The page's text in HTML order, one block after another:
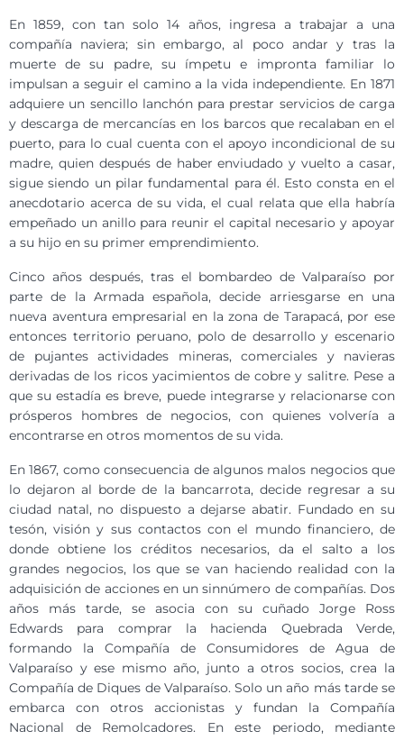
En 1859, con tan solo 14 años, ingresa a trabajar a una
compañía naviera; sin embargo, al poco andar y tras la
muerte de su padre, su ímpetu e impronta familiar lo
impulsan a seguir el camino a la vida independiente. En 1871
adquiere un sencillo lanchón para prestar servicios de carga
y descarga de mercancías en los barcos que recalaban en el
puerto, para lo cual cuenta con el apoyo incondicional de su
madre, quien después de haber enviudado y vuelto a casar,
sigue siendo un pilar fundamental para él. Esto consta en el
anecdotario acerca de su vida, el cual relata que ella habría
empeñado un anillo para reunir el capital necesario y apoyar
a su hijo en su primer emprendimiento.
Cinco años después, tras el bombardeo de Valparaíso por
parte de la Armada española, decide arriesgarse en una
nueva aventura empresarial en la zona de Tarapacá, por ese
entonces territorio peruano, polo de desarrollo y escenario
de pujantes actividades mineras, comerciales y navieras
derivadas de los ricos yacimientos de cobre y salitre. Pese a
que su estadía es breve, puede integrarse y relacionarse con
prósperos hombres de negocios, con quienes volvería a
encontrarse en otros momentos de su vida.
En 1867, como consecuencia de algunos malos negocios que
lo dejaron al borde de la bancarrota, decide regresar a su
ciudad natal, no dispuesto a dejarse abatir. Fundado en su
tesón, visión y sus contactos con el mundo financiero, de
donde obtiene los créditos necesarios, da el salto a los
grandes negocios, los que se van haciendo realidad con la
adquisición de acciones en un sinnúmero de compañías. Dos
años más tarde, se asocia con su cuñado Jorge Ross
Edwards para comprar la hacienda Quebrada Verde,
formando la Compañía de Consumidores de Agua de
Valparaíso y ese mismo año, junto a otros socios, crea la
Compañía de Diques de Valparaíso. Solo un año más tarde se
embarca con otros accionistas y fundan la Compañía
Nacional de Remolcadores. En este periodo, mediante